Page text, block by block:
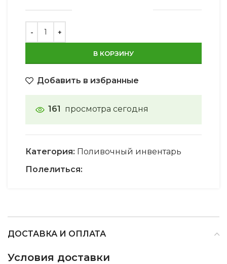
В КОРЗИНУ
Добавить в избранные
161 просмотра сегодня
Категория: Поливочный инвентарь
Полелиться:
ДОСТАВКА И ОПЛАТА
Условия доставки